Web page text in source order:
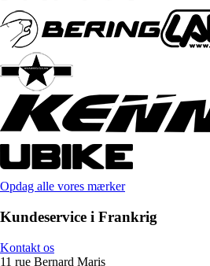
Opdag alle vores mærker
Kundeservice i Frankrig
Kontakt os
11 rue Bernard Maris